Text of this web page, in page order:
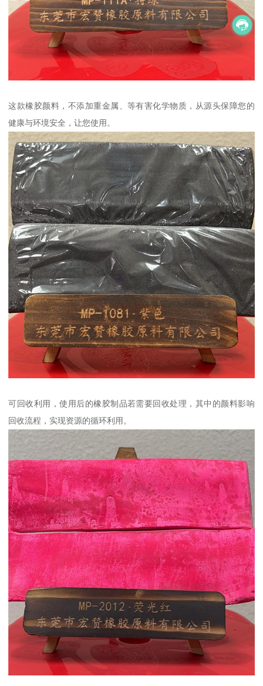
这款橡胶颜料，不添加重金属、等有害化学物质，从源头保障您的
健康与环境安全，让您使用。
可回收利用，使用后的橡胶制品若需要回收处理，其中的颜料影响
回收流程，实现资源的循环利用。